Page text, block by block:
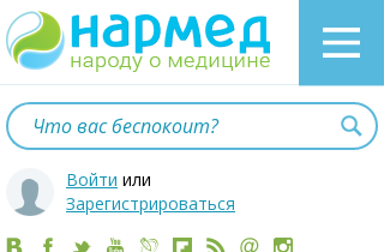
Войти или
Зарегистрироваться